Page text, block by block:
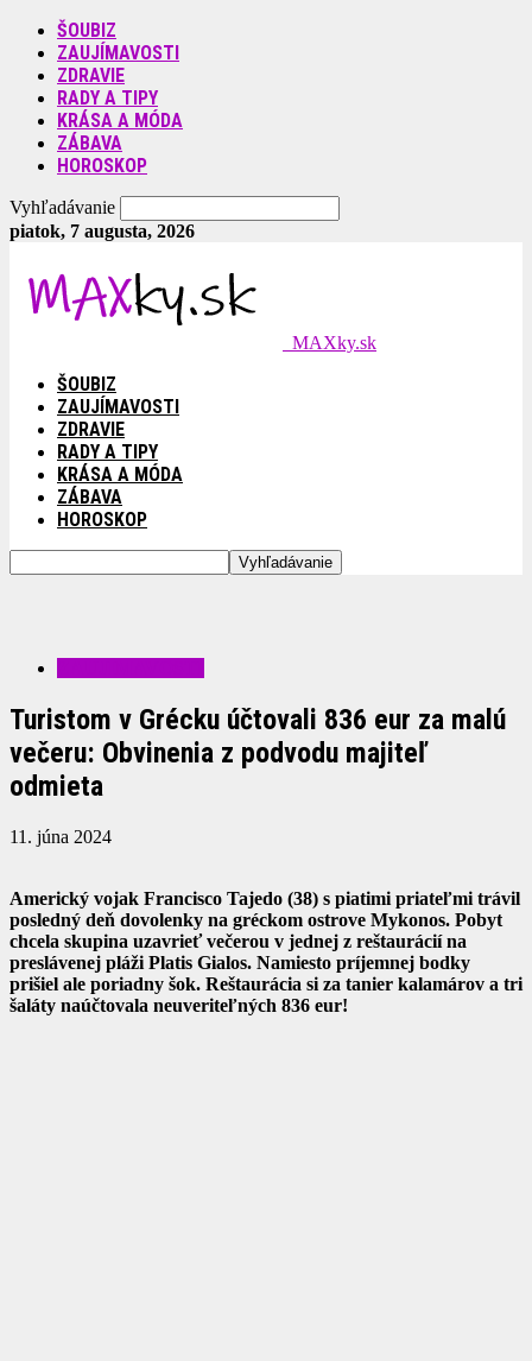
ŠOUBIZ
ZAUJÍMAVOSTI
ZDRAVIE
RADY A TIPY
KRÁSA A MÓDA
ZÁBAVA
HOROSKOP
Vyhľadávanie
piatok, 7 augusta, 2026
MAXky.sk
ŠOUBIZ
ZAUJÍMAVOSTI
ZDRAVIE
RADY A TIPY
KRÁSA A MÓDA
ZÁBAVA
HOROSKOP
Turistom v Grécku účtovali 836 eur za malú
večeru: Obvinenia z podvodu majiteľ
odmieta
11. júna 2024
Americký vojak Francisco Tajedo (38) s piatimi priateľmi trávil
posledný deň dovolenky na gréckom ostrove Mykonos. Pobyt
chcela skupina uzavrieť večerou v jednej z reštaurácií na
preslávenej pláži Platis Gialos. Namiesto príjemnej bodky
prišiel ale poriadny šok. Reštaurácia si za tanier kalamárov a tri
šaláty naúčtovala neuveriteľných 836 eur!